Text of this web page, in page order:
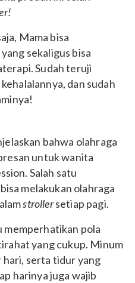
Mama bisa
sekaligus bisa
Sudah teruji
dan sudah
bahwa olahraga
untuk wanita
Salah satu
melakukan olahraga
strollersetiap pagi.
memperhatikan pola
yang cukup. Minum
hari, serta tidur yang
harinya juga wajib